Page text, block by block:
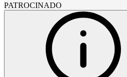
PATROCINADO